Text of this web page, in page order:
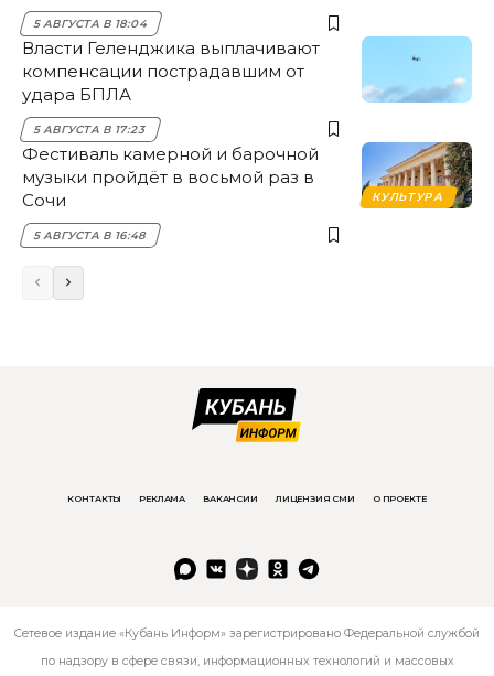
5 АВГУСТА В 18:04
Власти Геленджика выплачивают
компенсации пострадавшим от
удара БПЛА
5 АВГУСТА В 17:23
КУЛЬТУРА
Фестиваль камерной и барочной
музыки пройдёт в восьмой раз в
Сочи
5 АВГУСТА В 16:48
КОНТАКТЫ РЕКЛАМА ВАКАНСИИ ЛИЦЕНЗИЯ СМИ О ПРОЕКТЕ
Сетевое издание «Кубань Информ» зарегистрировано Федеральной службой
по надзору в сфере связи, информационных технологий и массовых